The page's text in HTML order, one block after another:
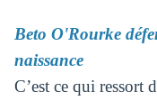
Beto O'Rourke
naissance
C’est ce qui ressort